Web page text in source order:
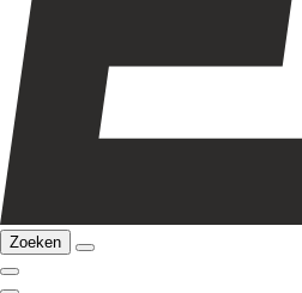
Zoeken